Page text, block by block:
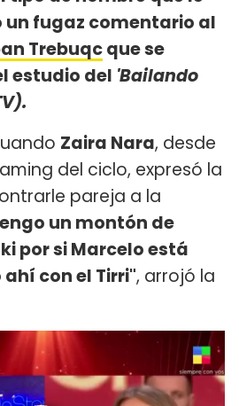
un fugaz comentario al
Trebuqcque se
estudio del 'Bailando
Zaira Nara, desde
del ciclo, expresó la
pareja a la
un montón de
por si Marcelo está
con el Tirri", arrojó la